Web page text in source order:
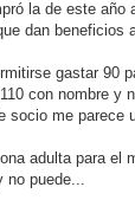
la de este
dan beneficios
gastar 90
con nombre y
me parece
adulta para el
puede...